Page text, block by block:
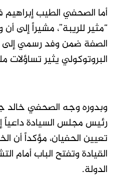
أما الصحفي الطيب
“مثير للريبة”، مشيراً
الصفة ضمن وفد رسمي إلى
البروتوكولي يثير تساؤلات
وبدوره وجه الصحفي خالد
رئيس مجلس السيادة داعياً
تعيين الحفيان، مؤكداً أن
القيادة وتفتح الباب
الدولة.